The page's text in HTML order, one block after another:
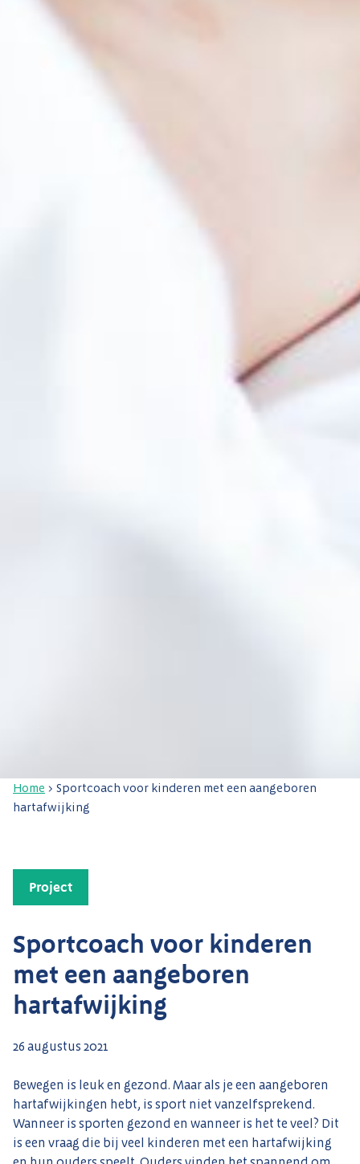
Home > Sportcoach voor kinderen met een aangeboren
hartafwijking
Project
Sportcoach voor kinderen
met een aangeboren
hartafwijking
26 augustus 2021
Bewegen is leuk en gezond. Maar als je een aangeboren
hartafwijkingen hebt, is sport niet vanzelfsprekend.
Wanneer is sporten gezond en wanneer is het te veel? Dit
is een vraag die bij veel kinderen met een hartafwijking